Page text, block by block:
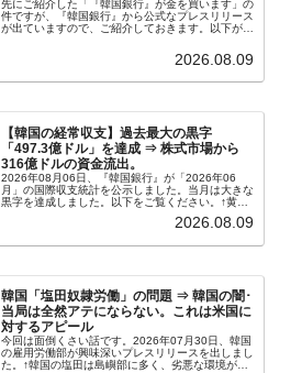
先にご紹介した「『韓国銀行』が金を買います」の
件ですが、『韓国銀行』から公式なプレスリリース
が出ていますので、ご紹介しておきます。以下が全
れ協力体制を構築□『韓国銀行』は、国内生産金の
2026.08.09
【韓国の経常収支】過去最大の黒字
「497.3億ドル」を達成 ⇒ 株式市場から
316億ドルの資金流出。
2026年08月06日、『韓国銀行』が「2026年06
月」の国際収支統計を公示しました。当月は大きな
黒字を達成しました。以下をご覧ください。↑黄色
の経常収支です。2026年06月貿易収支：4...
2026.08.09
韓国「塩田奴隷労働」の問題 ⇒ 韓国の闇･
当局は全然アテにならない。これは米国に
対するアピール
今回は面倒くさい話です。2026年07月30日、韓国
の雇用労働部が興味深いプレスリリースを出しまし
た。↑韓国の塩田は島嶼部に多く、劣悪な環境が一